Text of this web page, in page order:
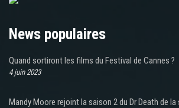
News populaires
Quand sortiront les films du Festival de Cannes ?
4 juin 2023
Mandy Moore rejoint la saison 2 du Dr Death de